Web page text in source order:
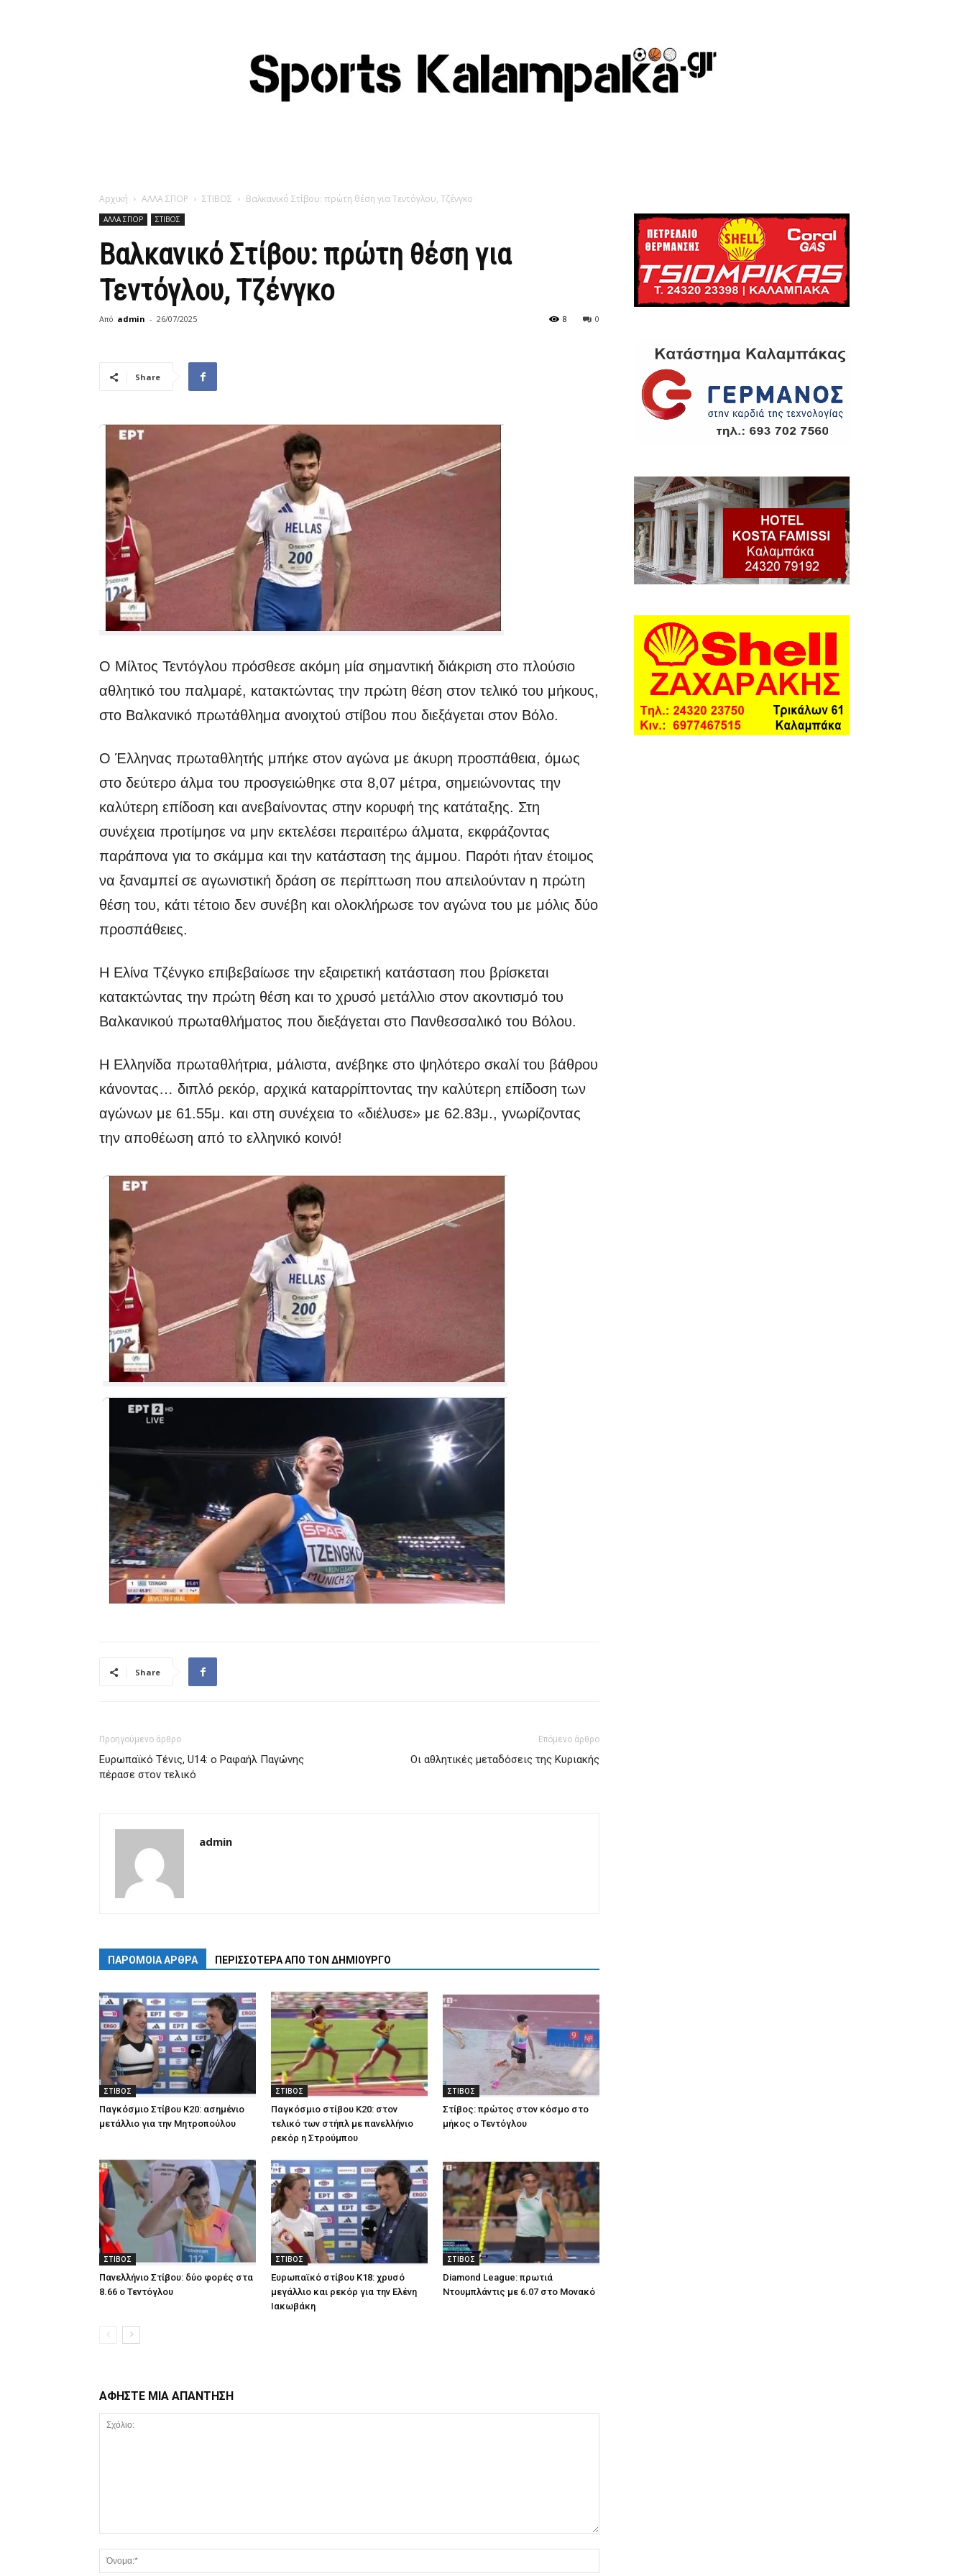
Αρχική ΑΛΛΑ ΣΠΟΡ ΣΤΙΒΟΣ Βαλκανικό Στίβου: πρώτη θέση για Τεντόγλου, Τζένγκο
ΑΛΛΑ ΣΠΟΡ ΣΤΙΒΟΣ
Βαλκανικό Στίβου: πρώτη θέση για
Τεντόγλου, Τζένγκο
Από admin - 26/07/2025 0
8
Share
Ο Μίλτος Τεντόγλου πρόσθεσε ακόμη μία σημαντική διάκριση στο πλούσιο
αθλητικό του παλμαρέ, κατακτώντας την πρώτη θέση στον τελικό του μήκους,
στο Βαλκανικό πρωτάθλημα ανοιχτού στίβου που διεξάγεται στον Βόλο.
Ο Έλληνας πρωταθλητής μπήκε στον αγώνα με άκυρη προσπάθεια, όμως
στο δεύτερο άλμα του προσγειώθηκε στα 8,07 μέτρα, σημειώνοντας την
καλύτερη επίδοση και ανεβαίνοντας στην κορυφή της κατάταξης. Στη
συνέχεια προτίμησε να μην εκτελέσει περαιτέρω άλματα, εκφράζοντας
παράπονα για το σκάμμα και την κατάσταση της άμμου. Παρότι ήταν έτοιμος
να ξαναμπεί σε αγωνιστική δράση σε περίπτωση που απειλούνταν η πρώτη
θέση του, κάτι τέτοιο δεν συνέβη και ολοκλήρωσε τον αγώνα του με μόλις δύο
προσπάθειες.
Η Ελίνα Τζένγκο επιβεβαίωσε την εξαιρετική κατάσταση που βρίσκεται
κατακτώντας την πρώτη θέση και το χρυσό μετάλλιο στον ακοντισμό του
Βαλκανικού πρωταθλήματος που διεξάγεται στο Πανθεσσαλικό του Βόλου.
Η Ελληνίδα πρωταθλήτρια, μάλιστα, ανέβηκε στο ψηλότερο σκαλί του βάθρου
κάνοντας… διπλό ρεκόρ, αρχικά καταρρίπτοντας την καλύτερη επίδοση των
αγώνων με 61.55μ. και στη συνέχεια το «διέλυσε» με 62.83μ., γνωρίζοντας
την αποθέωση από το ελληνικό κοινό!
Share
Προηγούμενο άρθρο
Ευρωπαϊκό Τένις, U14: ο Ραφαήλ Παγώνης
πέρασε στον τελικό
Επόμενο άρθρο
Οι αθλητικές μεταδόσεις της Κυριακής
admin
ΠΑΡΟΜΟΙΑ ΑΡΘΡΑ ΠΕΡΙΣΣΟΤΕΡΑ ΑΠΟ ΤΟΝ ΔΗΜΙΟΥΡΓΟ
ΣΤΙΒΟΣ
Παγκόσμιο Στίβου Κ20: ασημένιο
μετάλλιο για την Μητροπούλου
ΣΤΙΒΟΣ
Παγκόσμιο στίβου Κ20: στον
τελικό των στήπλ με πανελλήνιο
ρεκόρ η Στρούμπου
ΣΤΙΒΟΣ
Στίβος: πρώτος στον κόσμο στο
μήκος ο Τεντόγλου
ΣΤΙΒΟΣ
Πανελλήνιο Στίβου: δύο φορές στα
8.66 ο Τεντόγλου
ΣΤΙΒΟΣ
Ευρωπαϊκό στίβου Κ18: χρυσό
μεγάλλιο και ρεκόρ για την Ελένη
Ιακωβάκη
ΣΤΙΒΟΣ
Diamond League: πρωτιά
Ντουμπλάντις με 6.07 στο Μονακό
ΑΦΗΣΤΕ ΜΙΑ ΑΠΑΝΤΗΣΗ